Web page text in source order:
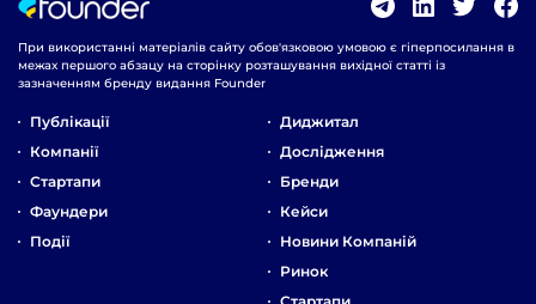
При використанні матеріалів сайту обов'язковою умовою є гіперпосилання в
межах першого абзацу на сторінку розташування вихідної статті із
зазначенням бренду видання Founder
Публікації
Компанії
Стартапи
Фаундери
Події
Диджитал
Дослідження
Бренди
Кейси
Новини Компаній
Ринок
Стартапи